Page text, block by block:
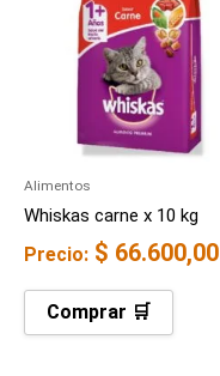
Alimentos
Whiskas carne x 10 kg
Precio: $ 66.600,00
Comprar 🛒